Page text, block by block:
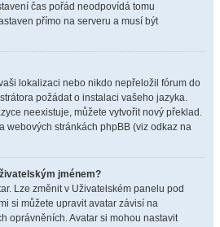
čas pořád neodpovídá tomu
přímo na serveru a musí být
lokalizaci nebo nikdo nepřeložil fórum do
požádat o instalaci vašeho jazyka.
neexistuje, můžete vytvořit nový překlad.
webových stránkách phpBB (viz odkaz na
jménem?
Lze změnit v Uživatelském panelu pod
si můžete upravit avatar závisí na
oprávněních. Avatar si mohou nastavit